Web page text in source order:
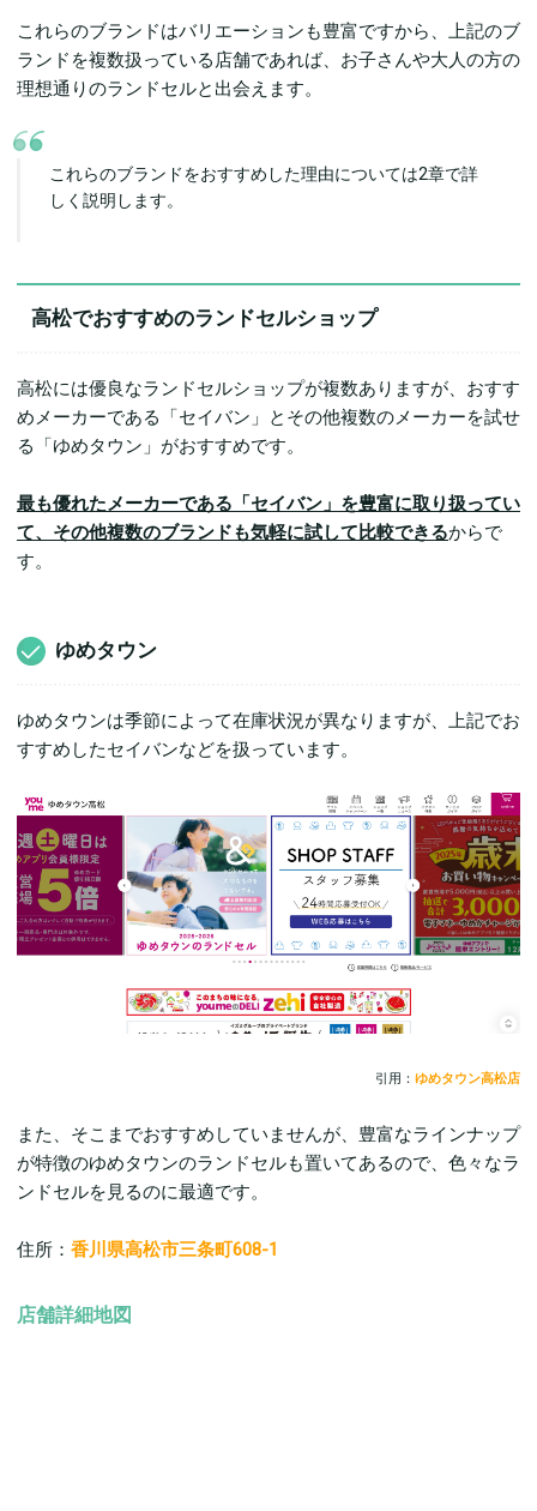
これらのブランドはバリエーションも豊富ですから、上記のブ
ランドを複数扱っている店舗であれば、お子さんや大人の方の
理想通りのランドセルと出会えます。
これらのブランドをおすすめした理由については2章で詳
しく説明します。
高松でおすすめのランドセルショップ
高松には優良なランドセルショップが複数ありますが、おすす
めメーカーである「セイバン」とその他複数のメーカーを試せ
る「ゆめタウン」がおすすめです。
最も優れたメーカーである「セイバン」を豊富に取り扱ってい
て、その他複数のブランドも気軽に試して比較できるからで
す。
ゆめタウン
ゆめタウンは季節によって在庫状況が異なりますが、上記でお
すすめしたセイバンなどを扱っています。
引用： ゆめタウン高松店
また、そこまでおすすめしていませんが、豊富なラインナップ
が特徴のゆめタウンのランドセルも置いてあるので、色々なラ
ンドセルを見るのに最適です。
住所： 香川県高松市三条町608-1
店舗詳細地図